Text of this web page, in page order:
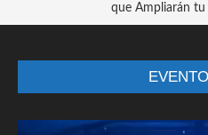
que Ampliarán